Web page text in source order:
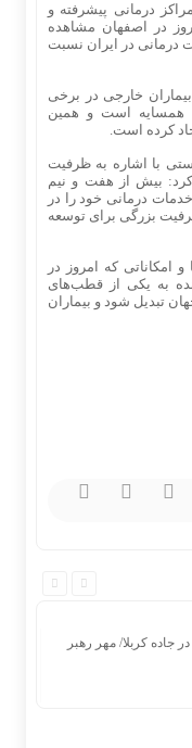
درمانی پیشرفته و
در اصفهان مشاهده
درمانی در ایران نسبت
خارجی در برخی
همسایه است و همین
کرده است.
با اشاره به ظرفیت
کرد: بیش از هفت و نیم
درمانی خود را در
بزرگی برای توسعه
که امروز در
به یکی از قطب‌های
تبدیل شود و بیماران
جاده کربلا/ مهر رهبر